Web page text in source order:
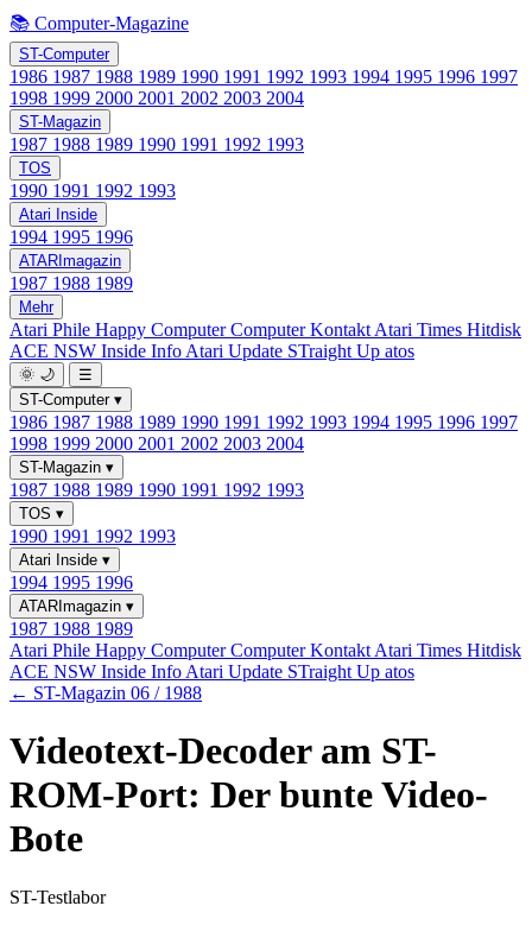
📚 Computer-Magazine
ST-Computer
1986 1987 1988 1989 1990 1991 1992 1993 1994 1995 1996 1997
1998 1999 2000 2001 2002 2003 2004
ST-Magazin
1987 1988 1989 1990 1991 1992 1993
TOS
1990 1991 1992 1993
Atari Inside
1994 1995 1996
ATARImagazin
1987 1988 1989
Mehr
Atari Phile Happy ComputerComputer Kontakt Atari Times Hitdisk
ACE NSW Inside Info Atari Update STraight Up atos
🌞 🌙
☰
ST-Computer ▾
1986 1987 1988 1989 1990 1991 1992 1993 1994 1995 1996 1997
1998 1999 2000 2001 2002 2003 2004
ST-Magazin ▾
1987 1988 1989 1990 1991 1992 1993
TOS ▾
1990 1991 1992 1993
Atari Inside ▾
1994 1995 1996
ATARImagazin ▾
1987 1988 1989
Atari Phile Happy ComputerComputer Kontakt Atari Times Hitdisk
ACE NSW Inside Info Atari Update STraight Up atos
← ST-Magazin 06 / 1988
Videotext-Decoder am ST-
ROM-Port: Der bunte Video-
Bote
ST-Testlabor